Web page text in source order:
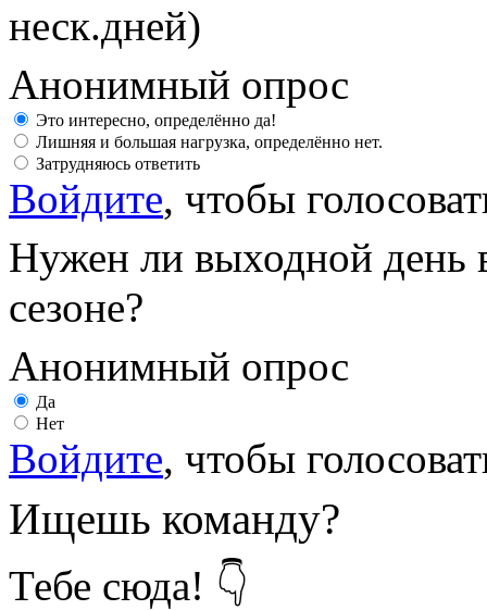
неск.дней)
Анонимный опрос
Это интересно, определённо да!
Лишняя и большая нагрузка, определённо нет.
Затрудняюсь ответить
Войдите, чтобы
Нужен ли выходной день
сезоне?
Анонимный опрос
Да
Нет
Войдите, чтобы
Ищешь команду?
Тебе сюда! 👇